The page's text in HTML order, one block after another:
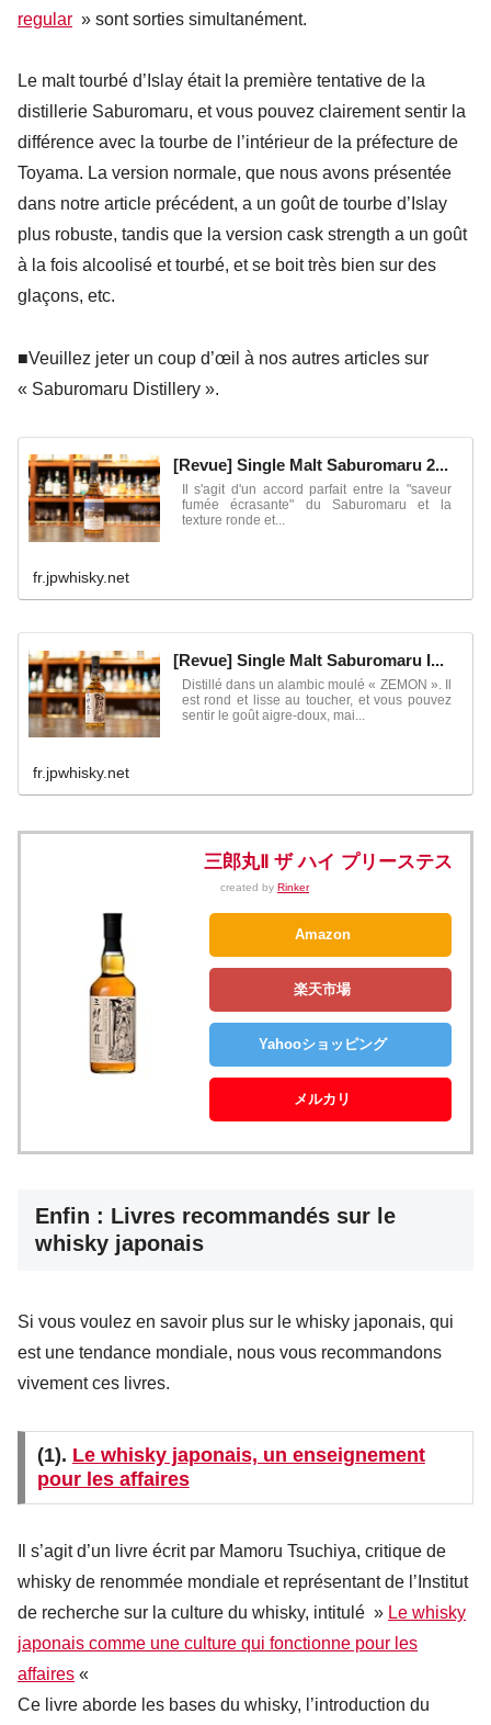
regular » sont sorties simultanément.
Le malt tourbé d’Islay était la première tentative de la
distillerie Saburomaru, et vous pouvez clairement sentir la
différence avec la tourbe de l’intérieur de la préfecture de
Toyama. La version normale, que nous avons présentée
dans notre article précédent, a un goût de tourbe d’Islay
plus robuste, tandis que la version cask strength a un goût
à la fois alcoolisé et tourbé, et se boit très bien sur des
glaçons, etc.
■Veuillez jeter un coup d’œil à nos autres articles sur
« Saburomaru Distillery ».
[Revue] Single Malt Saburomaru 2...
Il s'agit d'un accord parfait entre la "saveur
fumée écrasante" du Saburomaru et la
texture ronde et...
fr.jpwhisky.net
[Revue] Single Malt Saburomaru I...
Distillé dans un alambic moulé « ZEMON ». Il
est rond et lisse au toucher, et vous pouvez
sentir le goût aigre-doux, mai...
fr.jpwhisky.net
三郎丸Ⅱ ザ ハイ プリーステス
created by Rinker
Amazon
楽天市場
Yahooショッピング
メルカリ
Enfin : Livres recommandés sur le
whisky japonais
Si vous voulez en savoir plus sur le whisky japonais, qui
est une tendance mondiale, nous vous recommandons
vivement ces livres.
(1). Le whisky japonais, un enseignement
pour les affaires
Il s’agit d’un livre écrit par Mamoru Tsuchiya, critique de
whisky de renommée mondiale et représentant de l’Institut
de recherche sur la culture du whisky, intitulé » Le whisky
japonais comme une culture qui fonctionne pour les
affaires «
Ce livre aborde les bases du whisky, l’introduction du